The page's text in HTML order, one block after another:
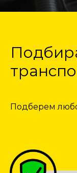
Подберем